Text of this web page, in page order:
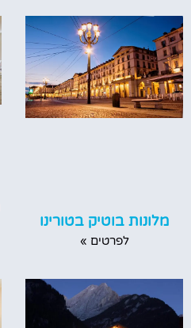
מלונות בוטיק בטורינו
לפרטים »